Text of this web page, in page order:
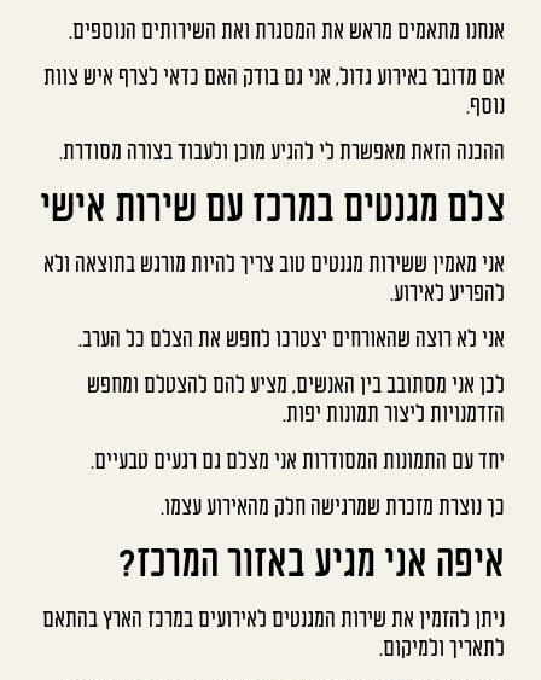
אנחנו מתאמים מראש את המסגרת ואת השירותים הנוספים.
אם מדובר באירוע גדול, אני גם בודק האם כדאי לצרף איש צוות
נוסף.
ההכנה הזאת מאפשרת לי להגיע מוכן ולעבוד בצורה מסודרת.
צלם מגנטים במרכז עם שירות אישי
אני מאמין ששירות מגנטים טוב צריך להיות מורגש בתוצאה ולא
להפריע לאירוע.
אני לא רוצה שהאורחים יצטרכו לחפש את הצלם כל הערב.
לכן אני מסתובב בין האנשים, מציע להם להצטלם ומחפש
הזדמנויות ליצור תמונות יפות.
יחד עם התמונות המסודרות אני מצלם גם רגעים טבעיים.
כך נוצרת מזכרת שמרגישה חלק מהאירוע עצמו.
איפה אני מגיע באזור המרכז?
ניתן להזמין את שירות המגנטים לאירועים במרכז הארץ בהתאם
לתאריך ולמיקום.